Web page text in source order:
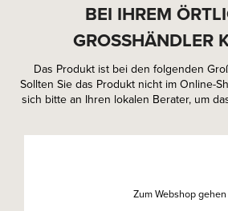
BEI IHREM
GROSSHÄNDLER
Das Produkt ist bei den folgenden
Sollten Sie das Produkt nicht im Online-
sich bitte an Ihren lokalen Berater, um
Zum Webshop gehen